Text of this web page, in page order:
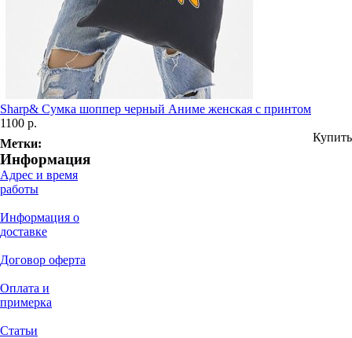
Sharp& Сумка шоппер черный Аниме женская с принтом
1100 р.
Купить
Метки:
Информация
Адрес и время
работы
Информация о
доставке
Договор оферта
Оплата и
примерка
Статьи